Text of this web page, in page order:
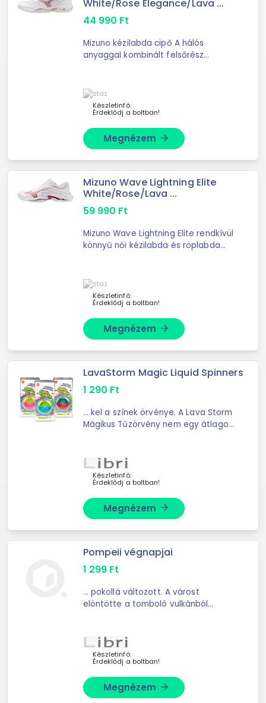
White/Rose Elegance/Lava ...
44 990 Ft
Mizuno kézilabda cipő A hálós
anyaggal kombinált felsőrész
gondoskodik az ütéscsillapításról és
stabilitásról
Készletinfó:
Érdeklődj a boltban!
Megnézem arrow_forward
Mizuno Wave Lightning Elite
White/Rose/Lava ...
59 990 Ft
Mizuno Wave Lightning Elite rendkívül
könnyű női kézilabda és röplabda
új RENO WOVEN felsőrés
Készletinfó:
Érdeklődj a boltban!
Megnézem arrow_forward
LavaStorm Magic Liquid Spinners
1 290 Ft
... kel a színek örvénye. A Lava Storm
Mágikus Tűzörvény nem egy átlagos
pörgettyűje mindig új élményt kínál.
Készletinfó:
Érdeklődj a boltban!
Megnézem arrow_forward
Pompeii végnapjai
1 299 Ft
... pokollá változott. A várost
elöntötte a tomboló vulkánból
kísérve lövellt a magasba ...
Készletinfó:
Érdeklődj a boltban!
Megnézem arrow_forward